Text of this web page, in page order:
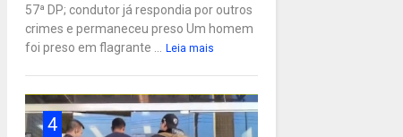
57ª DP; condutor já respondia por outros
crimes e permaneceu preso Um homem
foi preso em flagrante ... Leia mais
4